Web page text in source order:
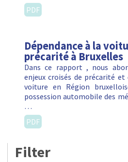
PDF
Dépendance à la
précarité à Bruxelles
Dans ce rapport , nous
enjeux croisés de précarité et
voiture en Région
possession automobile des
…
PDF
Filter